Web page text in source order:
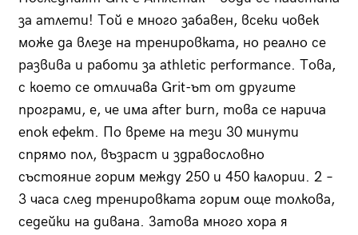
за атлети! Той е много забавен, всеки човек
може да влезе на тренировката, но реално се
развива и работи за athletic performance. Това,
с което се отличава Grit-ът oт другите
програми, е, че има after burn, това се нарича
епок ефект. По време на тези 30 минути
спрямо пол, възраст и здравословно
състояние горим между 250 и 450 калории. 2 –
3 часа след тренировката горим още толкова,
седейки на дивана. Затова много хора я